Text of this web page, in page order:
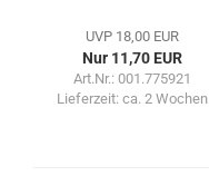
UVP 18,00 EUR
Nur 11,70 EUR
Art.Nr.: 001.775921
Lieferzeit: ca. 2 Wochen